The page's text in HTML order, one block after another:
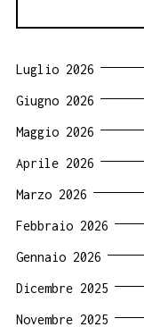
Luglio 2026
Giugno 2026
Maggio 2026
Aprile 2026
Marzo 2026
Febbraio 2026
Gennaio 2026
Dicembre 2025
Novembre 2025